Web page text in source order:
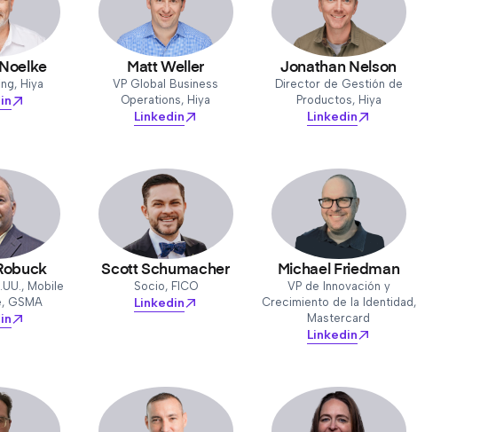
Hiya
Matt Weller
VP Global Business
Operations, Hiya
Linkedin
Jonathan Nelson
Director de Gestión de
Productos, Hiya
Linkedin
Mobile
GSMA
Scott Schumacher
Socio, FICO
Linkedin
Michael Friedman
VP de Innovación y
Crecimiento de la Identidad,
Mastercard
Linkedin